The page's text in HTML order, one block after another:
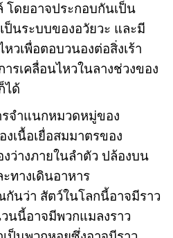
โดยอาจประกอบกันเป็น
ป็นระบบของอวัยวะ และมี
วเพื่อตอบวนองต่อสิ่งเร้า
ารเคลื่อนไหวในลางช่วงของ
ได้
จำแนกหมวดหมู่ของ
เนื้อเยื่อสมมาตรของ
งว่างภายในลำตัว ปล้องบน
ทางเดินอาหาร
นว่า สัตว์ในโลกนี้อาจมีราว
นนี้อาจมีพวกแมลงราว